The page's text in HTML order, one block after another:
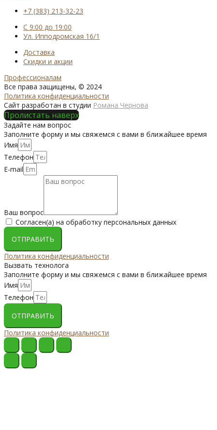
+7 (383) 213-32-23
С 9:00 до 19:00
Ул. Ипподромская 16/1
Доставка
Скидки и акции
Профессионалам
Все права защищены, © 2024
Политика конфиденциальности
Сайт разработан в студии Романа Чернова
Пролистать наверх
Задайте нам вопрос
Заполните форму и мы свяжемся с вами в ближайшее время
Имя
Телефон
E-mail
Ваш вопрос
Согласен(а) на обработку персональных данных
ОТПРАВИТЬ
Политика конфиденциальности
Вызвать технолога
Заполните форму и мы свяжемся с вами в ближайшее время
Имя
Телефон
ОТПРАВИТЬ
Политика конфиденциальности